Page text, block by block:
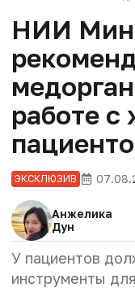
НИИ
работе с
ЭКСКЛЮЗИВ
Анжелика
Дун
У пациентов
инструменты